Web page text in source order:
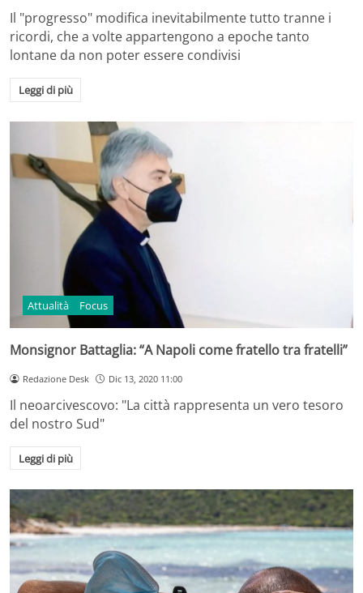
Il "progresso" modifica inevitabilmente tutto tranne i
ricordi, che a volte appartengono a epoche tanto
lontane da non poter essere condivisi
Leggi di più
Attualità Focus
Monsignor Battaglia: “A Napoli come fratello tra fratelli”
Redazione Desk Dic 13, 2020 11:00
Il neoarcivescovo: "La città rappresenta un vero tesoro
del nostro Sud"
Leggi di più